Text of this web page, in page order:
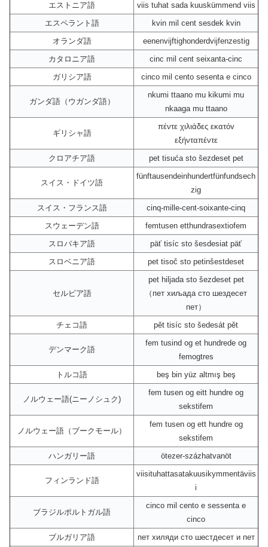
エストニア語
viis tuhat sada kuuskümmend viis
エスペラント語
kvin mil cent sesdek kvin
オランダ語
eenenvijftighonderdvijfenzestig
カタロニア語
cinc mil cent seixanta-cinc
ガリシア語
cinco mil cento sesenta e cinco
ガンダ語（ウガンダ語）
nkumi ttaano mu kikumi mu
nkaaga mu ttaano
ギリシャ語
πέντε χιλιάδες εκατόv
εξήνταπέντε
クロアチア語
pet tisuća sto šezdeset pet
スイス・ドイツ語
fünftausendeinhundertfünfundsech
zig
スイス・フランス語
cinq-mille-cent-soixante-cinq
スウェーデン語
femtusen etthundrasextiofem
スロバキア語
päť tisíc sto šesdesiat päť
スロベニア語
pet tisoč sto petinšestdeset
セルビア語
pet hiljada sto šezdeset pet
（пет хиљада сто шездесет
пет）
チェコ語
pět tisíc sto šedesát pět
デンマーク語
fem tusind og et hundrede og
femogtres
トルコ語
beş bin yüz altmış beş
ノルウェー語(ニーノシュク)
fem tusen og eitt hundre og
sekstifem
ノルウェー語（ブークモール）
fem tusen og ett hundre og
sekstifem
ハンガリー語
ötezer-százhatvanöt
フィンランド語
viisituhattasatakuusikymmentäviis
i
ブラジルポルトガル語
cinco mil cento e sessenta e
cinco
ブルガリア語
пет хиляди сто шестдесет и пет